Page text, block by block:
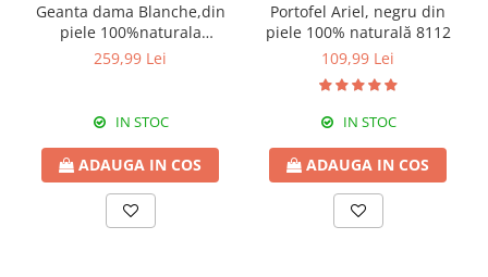
Geanta dama Blanche,din
piele 100%naturala
Italia,8246,negru
259,99 Lei
IN STOC
ADAUGA IN COS
Portofel Ariel, negru din
piele 100% naturală 8112
109,99 Lei
IN STOC
ADAUGA IN COS